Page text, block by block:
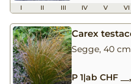
I II III IV V VI
Carex
Segge, 40
P 1|ab CHF